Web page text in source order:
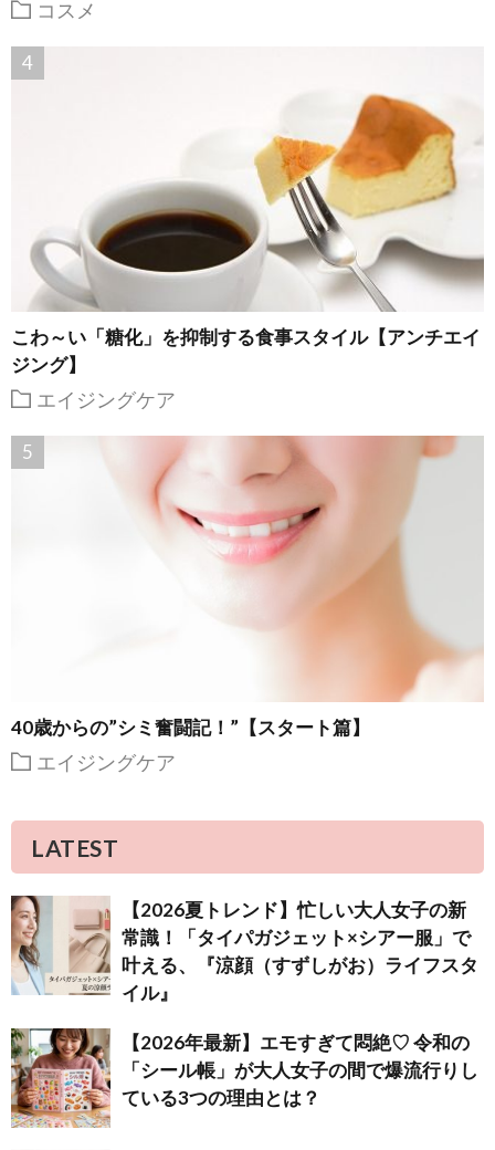
コスメ
こわ～い「糖化」を抑制する食事スタイル【アンチエイ
ジング】
エイジングケア
40歳からの”シミ奮闘記！”【スタート篇】
エイジングケア
LATEST
【2026夏トレンド】忙しい大人女子の新
常識！「タイパガジェット×シアー服」で
叶える、『涼顔（すずしがお）ライフスタ
イル』
【2026年最新】エモすぎて悶絶♡ 令和の
「シール帳」が大人女子の間で爆流行りし
ている3つの理由とは？